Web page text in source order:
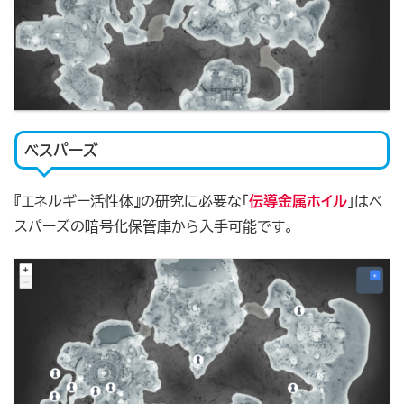
ベスパーズ
『エネルギー活性体』の研究に必要な「 伝導金属ホイル 」はベ
スパーズの暗号化保管庫から入手可能です。